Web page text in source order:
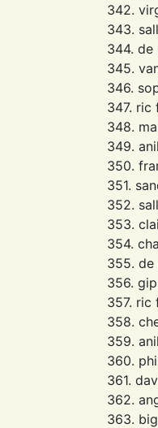
342.
343.
344.
345.
346.
347. ric
348.
349.
350.
351.
352.
353.
354.
355.
356.
357. ric
358.
359.
360.
361.
362.
363.